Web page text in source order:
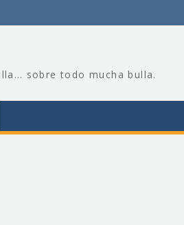
sobre todo mucha bulla.